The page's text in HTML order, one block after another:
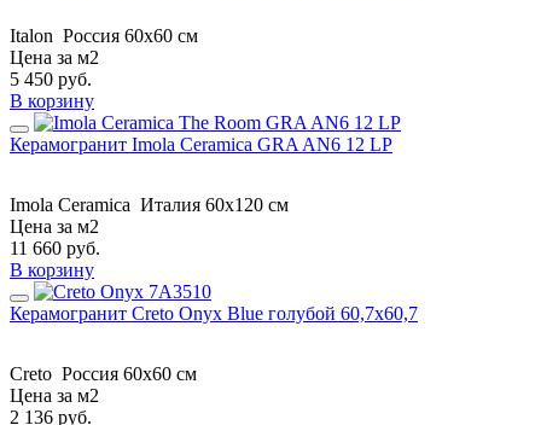
Italon Россия 60х60 см
Цена за м2
5 450 руб.
В корзину
Керамогранит Imola Ceramica GRA AN6 12 LP
Imola Ceramica Италия 60x120 см
Цена за м2
11 660 руб.
В корзину
Керамогранит Creto Onyx Blue голубой 60,7х60,7
Creto Россия 60x60 см
Цена за м2
2 136 руб.